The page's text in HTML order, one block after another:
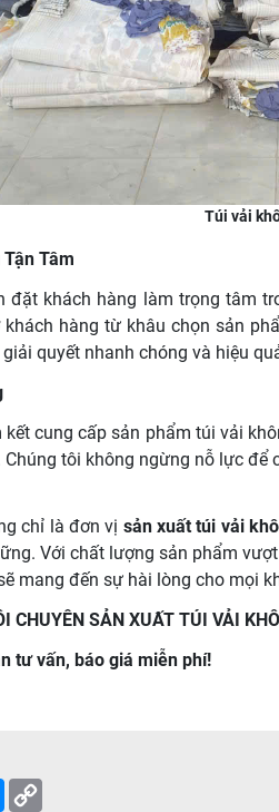
Túi vải
Tâm
đặt khách hàng làm trọng tâm
hàng từ khâu chọn sản
quyết nhanh chóng và hiệu
kết cung cấp sản phẩm túi vải
tôi không ngừng nỗ lực
chỉ là đơn vị sản xuất túi vải
Với chất lượng sản phẩm
mang đến sự hài lòng cho mọi
CHUYÊN SẢN XUẤT TÚI VẢI
tư vấn, báo giá miễn phí!
Messenger